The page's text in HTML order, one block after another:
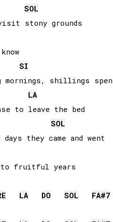
SOL
SI
LA
SOL
to fruitful years
LA DO SOL FA#7